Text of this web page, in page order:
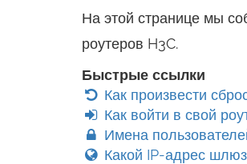
На этой странице мы
роутеров H3C.
Быстрые ссылки
Как произвести
Как войти в свой
Имена
Какой IP-адрес